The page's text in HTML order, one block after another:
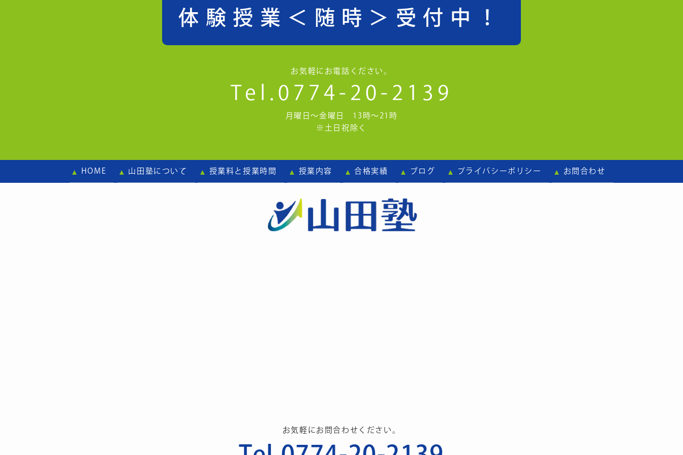
体験授業 ＜随時＞受付中！
お気軽にお電話ください。
Tel.0774-20-2139
月曜日～金曜日 13時～21時
※土日祝除く
HOME 山田塾について 授業料と授業時間 授業内容 合格実績 ブログ プライバシーポリシー お問合わせ
お気軽にお問合わせください。